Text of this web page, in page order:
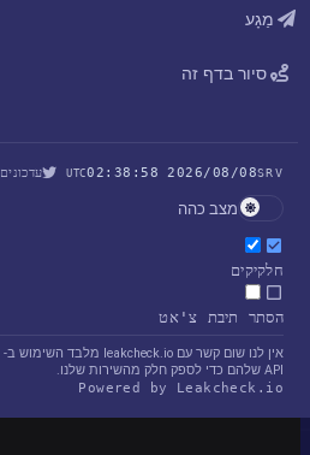
מַגָע
סיור בדף זה
SRV
2026/08/08 02:38:58
UTC עדכונים
מצב כהה
חלקיקים
הסתר תיבת צ'אט
אין לנו שום קשר עם leakcheck.io מלבד השימוש ב-
API שלהם כדי לספק חלק מהשירות שלנו.
Powered by Leakcheck.io